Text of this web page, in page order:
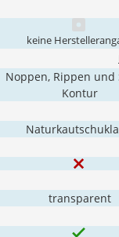
keine
Noppen, Rippen und
Kontur
transparent